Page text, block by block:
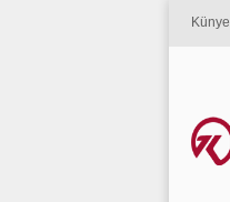
Künye